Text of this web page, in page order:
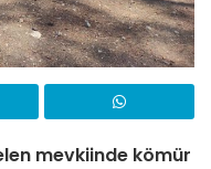
mevkiinde kömür